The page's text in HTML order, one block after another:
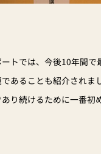
トでは、今後10年間で
あることも紹介されま
り続けるために一番初